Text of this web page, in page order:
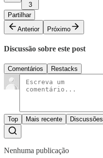
3
Partilhar
Anterior
Próximo
Discussão sobre este post
Comentários Restacks
Top Mais recente Discussões
Nenhuma publicação